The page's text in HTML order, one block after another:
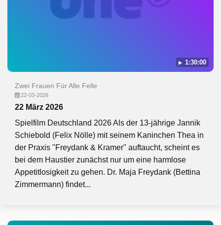
1:30:00
Zwei Frauen Für Alle Felle
22-03-2026
22 März 2026
Spielfilm Deutschland 2026 Als der 13-jährige Jannik
Schiebold (Felix Nölle) mit seinem Kaninchen Thea in
der Praxis "Freydank & Kramer" auftaucht, scheint es
bei dem Haustier zunächst nur um eine harmlose
Appetitlosigkeit zu gehen. Dr. Maja Freydank (Bettina
Zimmermann) findet...